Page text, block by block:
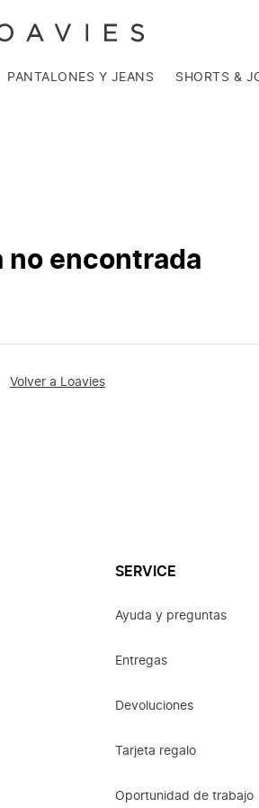
PANTALONES Y JEANS SHORTS &
no encontrada
Volver a Loavies
SERVICE
Ayuda y preguntas
Entregas
Devoluciones
Tarjeta regalo
Oportunidad de trabajo